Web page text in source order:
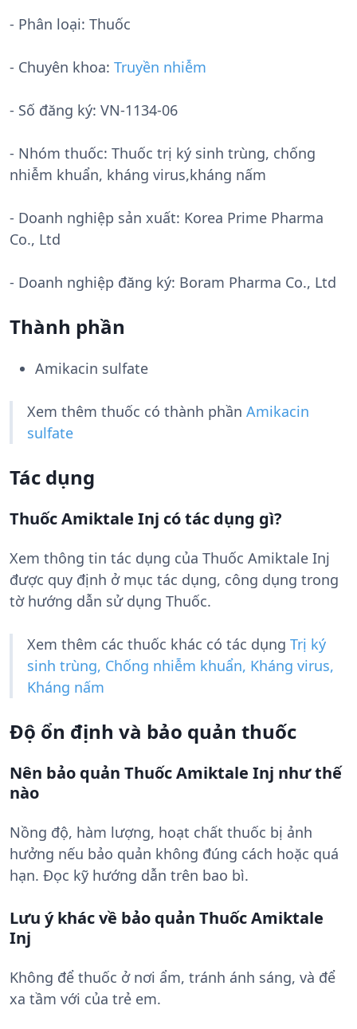
- Phân loại: Thuốc
- Chuyên khoa: Truyền nhiễm
- Số đăng ký: VN-1134-06
- Nhóm thuốc: Thuốc trị ký sinh trùng, chống
nhiễm khuẩn, kháng virus,kháng nấm
- Doanh nghiệp sản xuất: Korea Prime Pharma
Co., Ltd
- Doanh nghiệp đăng ký: Boram Pharma Co., Ltd
Thành phần
Amikacin sulfate
Xem thêm thuốc có thành phần Amikacin
sulfate
Tác dụng
Thuốc Amiktale Inj có tác dụng gì?
Xem thông tin tác dụng của Thuốc Amiktale Inj
được quy định ở mục tác dụng, công dụng trong
tờ hướng dẫn sử dụng Thuốc.
Xem thêm các thuốc khác có tác dụng Trị ký
sinh trùng, Chống nhiễm khuẩn, Kháng virus,
Kháng nấm
Độ ổn định và bảo quản thuốc
Nên bảo quản Thuốc Amiktale Inj như thế
nào
Nồng độ, hàm lượng, hoạt chất thuốc bị ảnh
hưởng nếu bảo quản không đúng cách hoặc quá
hạn. Đọc kỹ hướng dẫn trên bao bì.
Lưu ý khác về bảo quản Thuốc Amiktale
Inj
Không để thuốc ở nơi ẩm, tránh ánh sáng, và để
xa tầm với của trẻ em.